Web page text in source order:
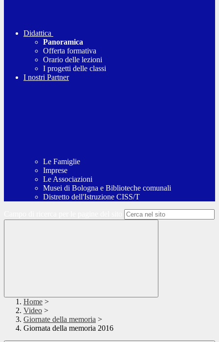
Didattica
Panoramica
Offerta formativa
Orario delle lezioni
I progetti delle classi
I nostri Partner
Le Famiglie
Imprese
Le Associazioni
Musei di Bologna e Biblioteche comunali
Distretto dell'Istruzione CISS/T
Home >
Video >
Giornate della memoria >
Giornata della memoria 2016